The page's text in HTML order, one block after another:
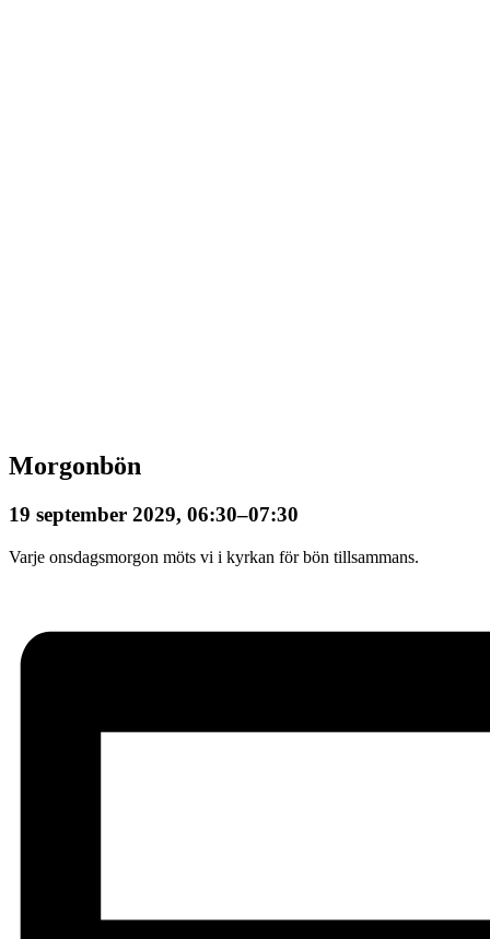
Morgonbön
19 september 2029, 06:30–07:30
Varje onsdagsmorgon möts vi i kyrkan för bön tillsammans.